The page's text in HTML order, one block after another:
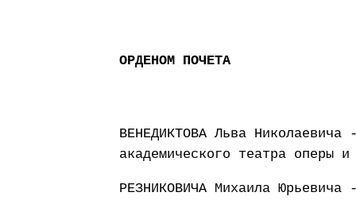
ОРДЕНОМ ПОЧЕТА
ВЕНЕДИКТОВА Льва Николаевича
академического театра оперы
РЕЗНИКОВИЧА Михаила